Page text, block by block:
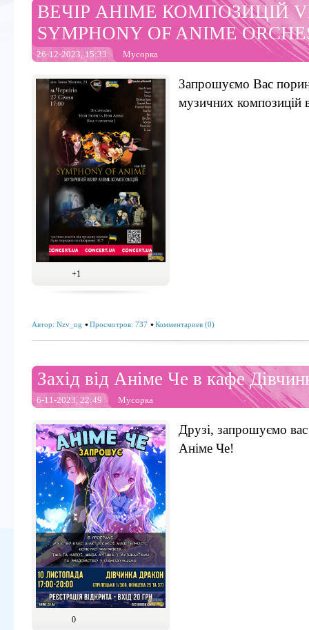
ВЕЧІР АНІМЕ КОМПОЗИЦІЙ
SYMPHONY OF ANIME
26-12-2023, 15:33 Мусорка
+1
Запрошуємо Вас
музичних композицій
Автор: Nzv_ng Просмотров: 737 Комментариев (0)
Захід від Аніме Че в кафе
6-11-2023, 22:49 Мусорка
0
Друзі, запрошуємо
Аніме Че!